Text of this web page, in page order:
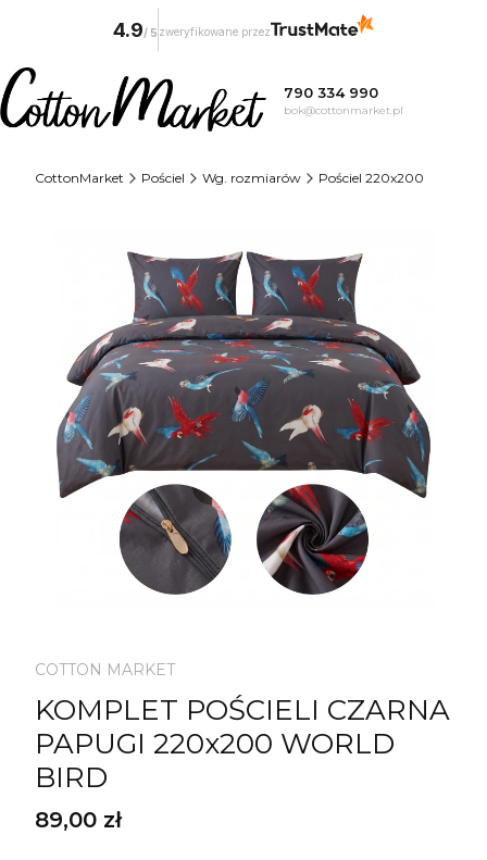
790 334 990
bok@cottonmarket.pl
CottonMarket Pościel Wg. rozmiarów Pościel 220x200
COTTON MARKET
KOMPLET POŚCIELI CZARNA
PAPUGI 220x200 WORLD
BIRD
Cena
89,00 zł
4.9/ 5 zweryfikowane przez